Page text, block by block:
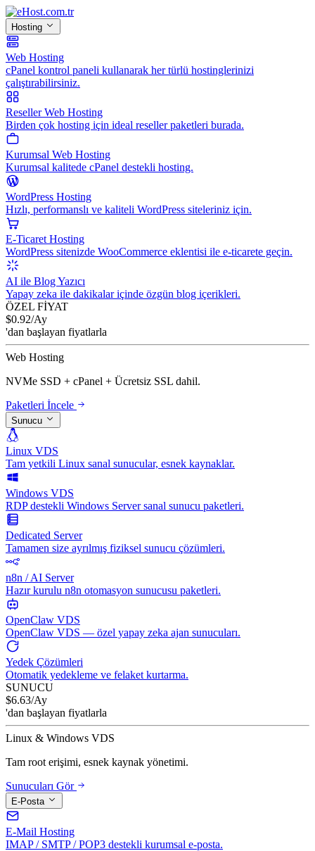
Hosting
Web Hosting
cPanel kontrol paneli kullanarak her türlü hostinglerinizi
çalıştırabilirsiniz.
Reseller Web Hosting
Birden çok hosting için ideal reseller paketleri burada.
Kurumsal Web Hosting
Kurumsal kalitede cPanel destekli hosting.
WordPress Hosting
Hızlı, performanslı ve kaliteli WordPress siteleriniz için.
E-Ticaret Hosting
WordPress sitenizde WooCommerce eklentisi ile e-ticarete geçin.
AI ile Blog Yazıcı
Yapay zeka ile dakikalar içinde özgün blog içerikleri.
ÖZEL FİYAT
$0.92/Ay
'dan başlayan fiyatlarla
Web Hosting
NVMe SSD + cPanel + Ücretsiz SSL dahil.
Paketleri İncele
Sunucu
Linux VDS
Tam yetkili Linux sanal sunucular, esnek kaynaklar.
Windows VDS
RDP destekli Windows Server sanal sunucu paketleri.
Dedicated Server
Tamamen size ayrılmış fiziksel sunucu çözümleri.
n8n / AI Server
Hazır kurulu n8n otomasyon sunucusu paketleri.
OpenClaw VDS
OpenClaw VDS — özel yapay zeka ajan sunucuları.
Yedek Çözümleri
Otomatik yedekleme ve felaket kurtarma.
SUNUCU
$6.63/Ay
'dan başlayan fiyatlarla
Linux & Windows VDS
Tam root erişimi, esnek kaynak yönetimi.
Sunucuları Gör
E-Posta
E-Mail Hosting
IMAP / SMTP / POP3 destekli kurumsal e-posta.